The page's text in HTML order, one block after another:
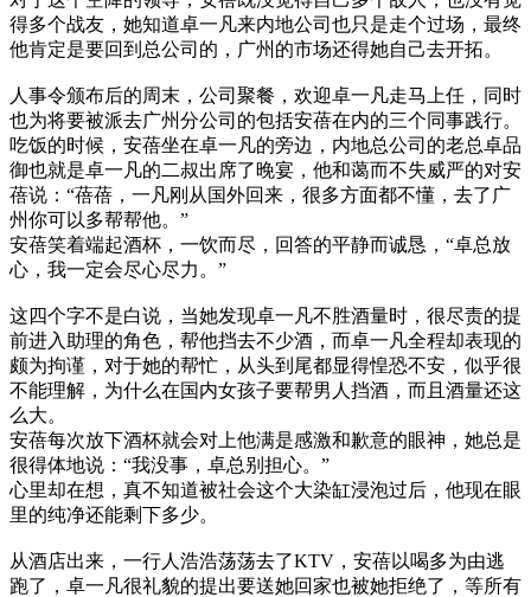
得多个战友，她知道卓一凡来内地公司也只是走个过场，最终
他肯定是要回到总公司的，广州的市场还得她自己去开拓。
人事令颁布后的周末，公司聚餐，欢迎卓一凡走马上任，同时
也为将要被派去广州分公司的包括安蓓在内的三个同事践行。
吃饭的时候，安蓓坐在卓一凡的旁边，内地总公司的老总卓品
御也就是卓一凡的二叔出席了晚宴，他和蔼而不失威严的对安
蓓说：“蓓蓓，一凡刚从国外回来，很多方面都不懂，去了广
州你可以多帮帮他。”
安蓓笑着端起酒杯，一饮而尽，回答的平静而诚恳，“卓总放
心，我一定会尽心尽力。”
这四个字不是白说，当她发现卓一凡不胜酒量时，很尽责的提
前进入助理的角色，帮他挡去不少酒，而卓一凡全程却表现的
颇为拘谨，对于她的帮忙，从头到尾都显得惶恐不安，似乎很
不能理解，为什么在国内女孩子要帮男人挡酒，而且酒量还这
么大。
安蓓每次放下酒杯就会对上他满是感激和歉意的眼神，她总是
很得体地说：“我没事，卓总别担心。”
心里却在想，真不知道被社会这个大染缸浸泡过后，他现在眼
里的纯净还能剩下多少。
从酒店出来，一行人浩浩荡荡去了KTV，安蓓以喝多为由逃
跑了，卓一凡很礼貌的提出要送她回家也被她拒绝了，等所有